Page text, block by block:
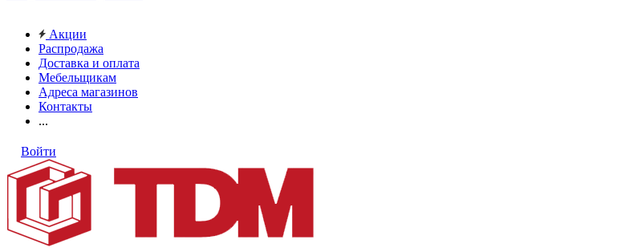
Акции
Распродажа
Доставка и оплата
Мебельщикам
Адреса магазинов
Контакты
...
Войти